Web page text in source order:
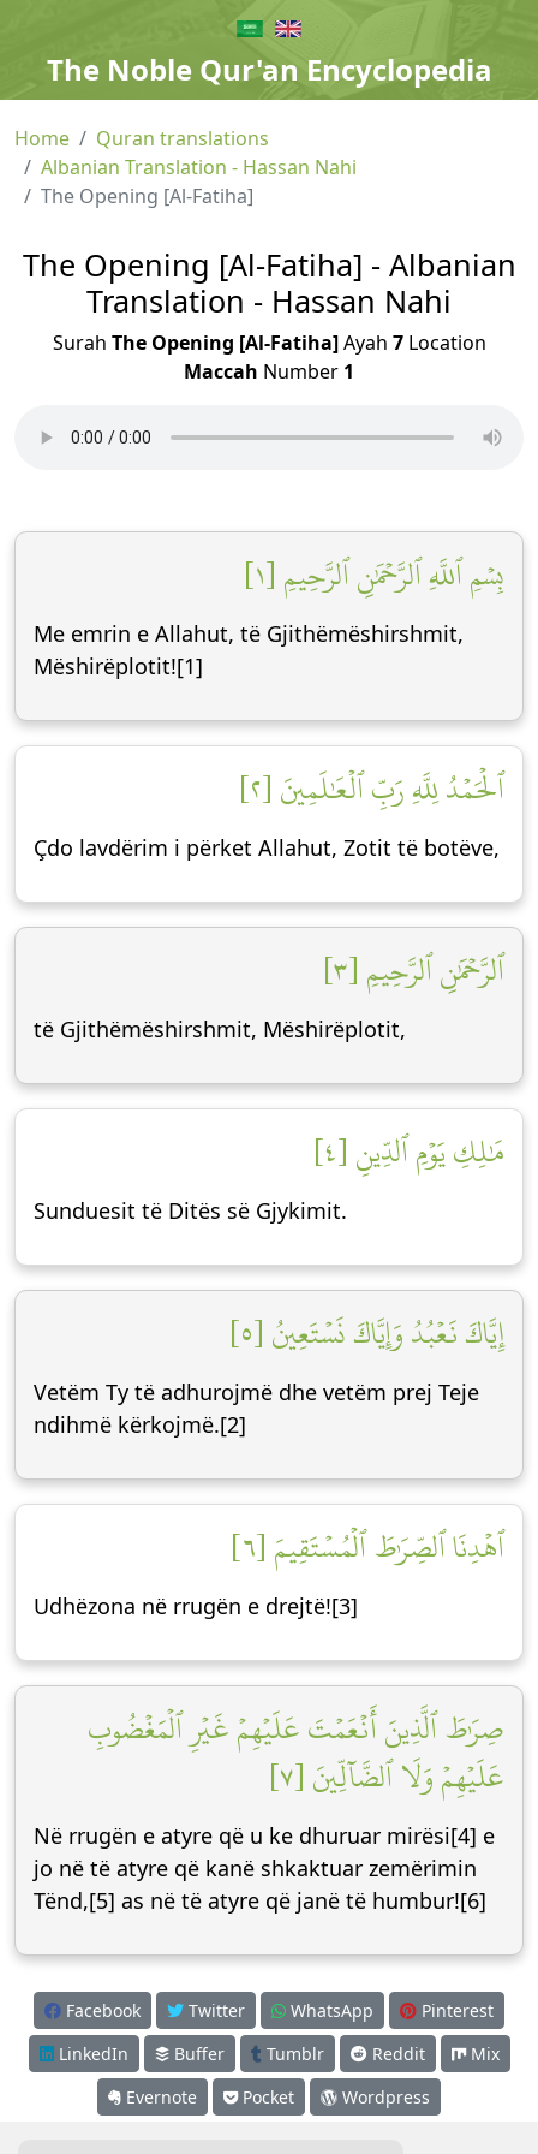
The Noble Qur'an Encyclopedia
Home
Quran translations
Albanian Translation - Hassan Nahi
The Opening [Al-Fatiha]
The Opening [Al-Fatiha] - Albanian
Translation - Hassan Nahi
Surah The Opening [Al-Fatiha]Ayah 7Location
Maccah Number 1
بِسۡمِ ٱللَّهِ ٱلرَّحۡمَٰنِ ٱلرَّحِيمِ [١]
Me emrin e Allahut, të Gjithëmëshirshmit,
Mëshirëplotit![1]
ٱلۡحَمۡدُ لِلَّهِ رَبِّ ٱلۡعَٰلَمِينَ [٢]
Çdo lavdërim i përket Allahut, Zotit të botëve,
ٱلرَّحۡمَٰنِ ٱلرَّحِيمِ [٣]
të Gjithëmëshirshmit, Mëshirëplotit,
مَٰلِكِ يَوۡمِ ٱلدِّينِ [٤]
Sunduesit të Ditës së Gjykimit.
إِيَّاكَ نَعۡبُدُ وَإِيَّاكَ نَسۡتَعِينُ [٥]
Vetëm Ty të adhurojmë dhe vetëm prej Teje
ndihmë kërkojmë.[2]
ٱهۡدِنَا ٱلصِّرَٰطَ ٱلۡمُسۡتَقِيمَ [٦]
Udhëzona në rrugën e drejtë![3]
صِرَٰطَ ٱلَّذِينَ أَنۡعَمۡتَ عَلَيۡهِمۡ غَيۡرِ ٱلۡمَغۡضُوبِ
عَلَيۡهِمۡ وَلَا ٱلضَّآلِّينَ [٧]
Në rrugën e atyre që u ke dhuruar mirësi[4] e
jo në të atyre që kanë shkaktuar zemërimin
Tënd,[5] as në të atyre që janë të humbur![6]
Facebook Twitter WhatsApp
Pinterest
LinkedIn
Buffer Tumblr Reddit
Mix
Evernote
Pocket Wordpress